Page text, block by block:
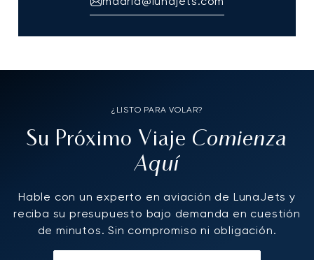
¿LISTO PARA VOLAR?
Su Próximo Viaje Comienza
Aquí
Hable con un experto en aviación de LunaJets y
reciba su presupuesto bajo demanda en cuestión
de minutos. Sin compromiso ni obligación.